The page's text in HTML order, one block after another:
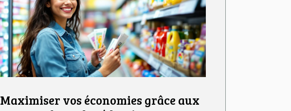
Maximiser vos économies grâce aux